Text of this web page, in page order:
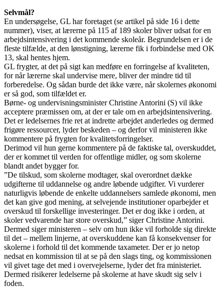
Selvmål?
En undersøgelse, GL har foretaget (se artikel på side 16 i dette
nummer), viser, at lærerne på 115 af 189 skoler bliver udsat for en
arbejdsintensivering i det kommende skoleår. Begrundelsen er i de
fleste tilfælde, at den lønstigning, lærerne fik i forbindelse med OK
13, skal hentes hjem.
GL frygter, at det på sigt kan medføre en forringelse af kvaliteten,
for når lærerne skal undervise mere, bliver der mindre tid til
forberedelse. Og sådan burde det ikke være, når skolernes økonomi
er så god, som tilfældet er.
Børne- og undervisningsminister Christine Antorini (S) vil ikke
acceptere præmissen om, at der er tale om en arbejdsintensivering.
Det er ledelsernes frie ret at indrette arbejdet anderledes og dermed
frigøre ressourcer, lyder beskeden – og derfor vil ministeren ikke
kommentere på frygten for kvalitetsforringelser.
Derimod vil hun gerne kommentere på de faktiske tal, overskuddet,
der er kommet til verden for offentlige midler, og som skolerne
blandt andet bygger for.
”De tilskud, som skolerne modtager, skal overordnet dække
udgifterne til uddannelse og andre løbende udgifter. Vi vurderer
naturligvis løbende de enkelte uddannelsers samlede økonomi, men
det kan give god mening, at selvejende institutioner oparbejder et
overskud til forskellige investeringer. Det er dog ikke i orden, at
skoler vedvarende har store overskud,” siger Christine Antorini.
Dermed siger ministeren – selv om hun ikke vil forholde sig direkte
til det – mellem linjerne, at overskuddene kan få konsekvenser for
skolerne i forhold til det kommende taxameter. Der er jo netop
nedsat en kommission til at se på den slags ting, og kommissionen
vil givet tage det med i overvejelserne, lyder det fra ministeriet.
Dermed risikerer ledelserne på skolerne at have skudt sig selv i
foden.